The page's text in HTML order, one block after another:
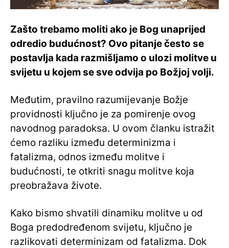
Zašto trebamo moliti ako je Bog unaprijed
odredio budućnost? Ovo pitanje često se
postavlja kada razmišljamo o ulozi molitve u
svijetu u kojem se sve odvija po Božjoj volji.
Međutim, pravilno razumijevanje Božje
providnosti ključno je za pomirenje ovog
navodnog paradoksa. U ovom članku istražit
ćemo razliku između determinizma i
fatalizma, odnos između molitve i
budućnosti, te otkriti snagu molitve koja
preobražava živote.
Kako bismo shvatili dinamiku molitve u od
Boga predodređenom svijetu, ključno je
razlikovati determinizam od fatalizma. Dok